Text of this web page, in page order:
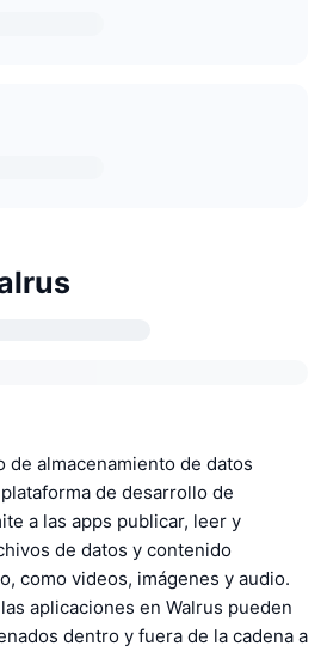
de almacenamiento de datos
de desarrollo de
a las apps publicar, leer y
de datos y contenido
como videos, imágenes y audio.
aplicaciones en Walrus pueden
dentro y fuera de la cadena a